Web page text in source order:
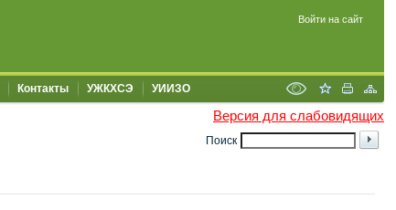
Войти на сайт
Контакты УЖКХСЭ УИИЗО
Версия для слабовидящих
Поиск